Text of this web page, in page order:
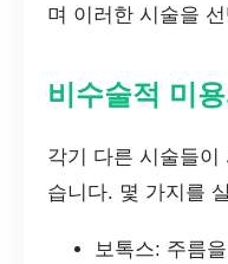
며 이러한 시술을
비수술적 미
각기 다른 시술들이
습니다. 몇 가지를
보톡스: 주름